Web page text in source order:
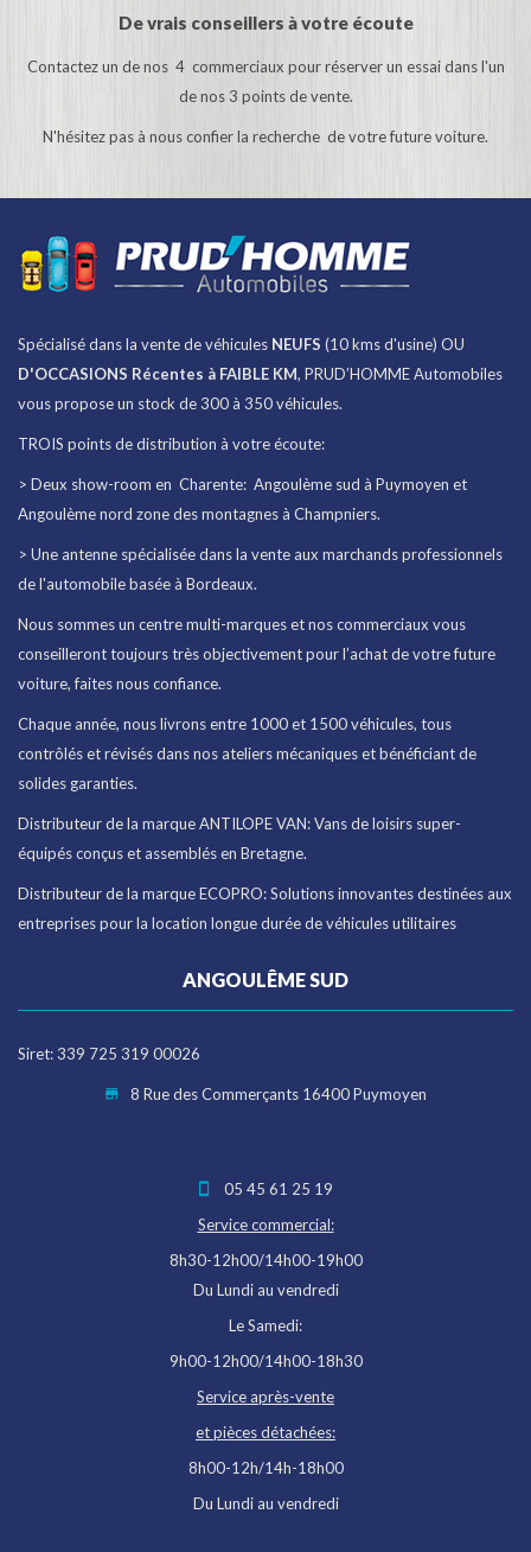
De vrais conseillers à votre écoute
Contactez un de nos 4 commerciaux pour réserver un essai dans l'un
de nos 3 points de vente.
N'hésitez pas à nous confier la recherche de votre future voiture.
Spécialisé dans la vente de véhicules NEUFS (10 kms d'usine) OU
D'OCCASIONS Récentes à FAIBLE KM, PRUD’HOMME Automobiles
vous propose un stock de 300 à 350 véhicules.
TROIS points de distribution à votre écoute:
> Deux show-room en Charente: Angoulème sud à Puymoyen et
Angoulème nord zone des montagnes à Champniers.
> Une antenne spécialisée dans la vente aux marchands professionnels
de l'automobile basée à Bordeaux.
Nous sommes un centre multi-marques et nos commerciaux vous
conseilleront toujours très objectivement pour l’achat de votre future
voiture, faites nous confiance.
Chaque année, nous livrons entre 1000 et 1500 véhicules, tous
contrôlés et révisés dans nos ateliers mécaniques et bénéficiant de
solides garanties.
Distributeur de la marque ANTILOPE VAN: Vans de loisirs super-
équipés conçus et assemblés en Bretagne.
Distributeur de la marque ECOPRO: Solutions innovantes destinées aux
entreprises pour la location longue durée de véhicules utilitaires
ANGOULÊME SUD
Siret: 339 725 319 00026
8 Rue des Commerçants 16400 Puymoyen
05 45 61 25 19
Service commercial:
8h30-12h00/14h00-19h00
Du Lundi au vendredi
Le Samedi:
9h00-12h00/14h00-18h30
Service après-vente
et pièces détachées:
8h00-12h/14h-18h00
Du Lundi au vendredi